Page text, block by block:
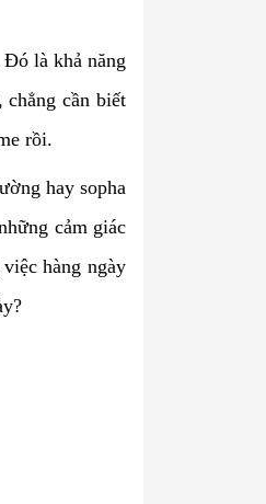
là khả năng
cần biết
rồi.
hay sopha
cảm giác
hàng ngày